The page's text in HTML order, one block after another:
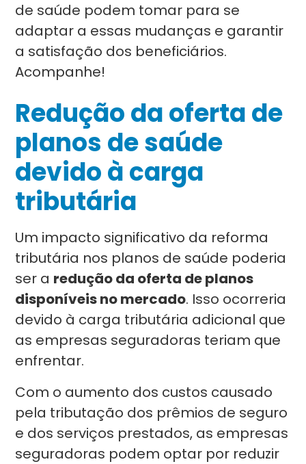
de saúde podem tomar para se
adaptar a essas mudanças e garantir
a satisfação dos beneficiários.
Acompanhe!
Redução da oferta de
planos de saúde
devido à carga
tributária
Um impacto significativo da reforma
tributária nos planos de saúde poderia
ser a redução da oferta de planos
disponíveis no mercado. Isso ocorreria
devido à carga tributária adicional que
as empresas seguradoras teriam que
enfrentar.
Com o aumento dos custos causado
pela tributação dos prêmios de seguro
e dos serviços prestados, as empresas
seguradoras podem optar por reduzir